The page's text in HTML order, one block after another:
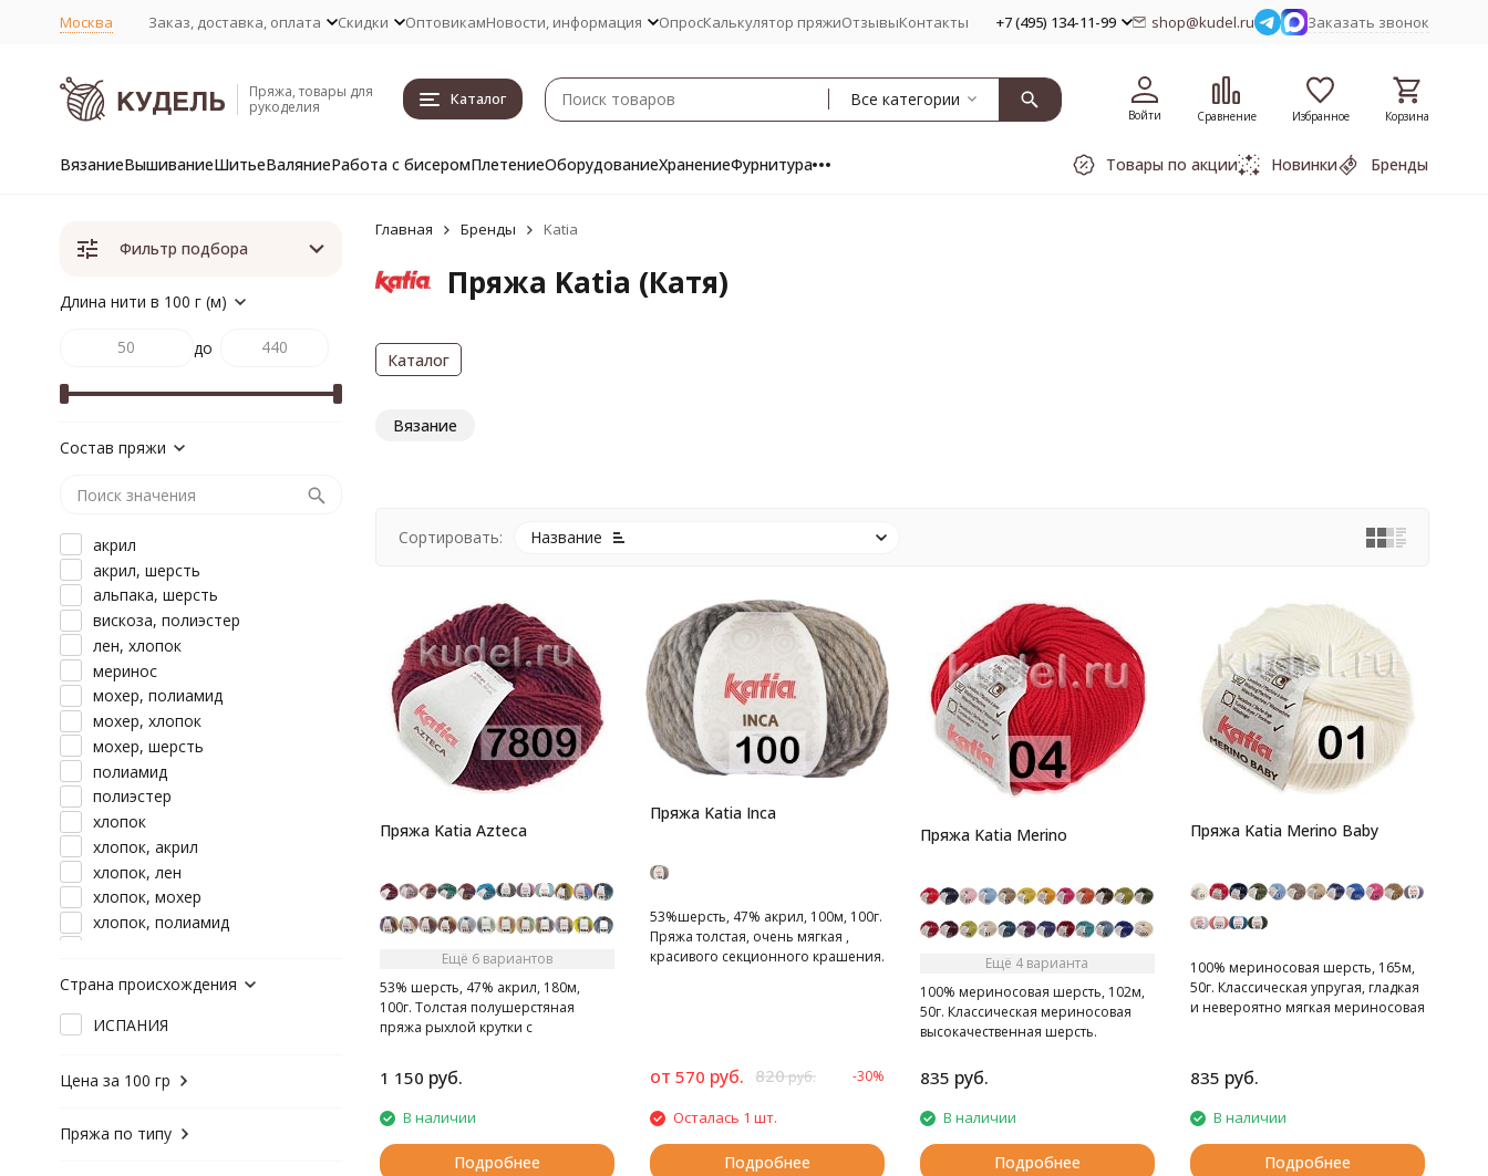
Москва Заказ, доставка, оплата Скидки ОптовикамНовости, информация ОпросКалькулятор пряжиОтзывыКонтакты +7 (495) 134-11-99 shop@kudel.ru Заказать звонок
Пряжа, товары для
рукоделия
Каталог Все категории
Войти Сравнение Избранное Корзина
ВязаниеВышиваниеШитьеВаляниеРабота с бисеромПлетениеОборудованиеХранениеФурнитура Товары по акции Новинки Бренды
Главная Бренды Katia
Пряжа Katia (Катя)
Каталог
Вязание
Сортировать: Название
Пряжа Katia Azteca
Ещё 6 вариантов
53% шерсть, 47% акрил, 180м,
100г. Толстая полушерстяная
пряжа рыхлой крутки с
переходами.
1 150 руб.
В наличии
Подробнее
Пряжа Katia Inca
53%шерсть, 47% акрил, 100м, 100г.
Пряжа толстая, очень мягкая ,
красивого секционного крашения.
от 570 руб. 820руб. -30%
Осталась 1 шт.
Подробнее
Пряжа Katia Merino
Ещё 4 варианта
100% мериносовая шерсть, 102м,
50г. Классическая мериносовая
высокачественная шерсть.
835 руб.
В наличии
Подробнее
Пряжа Katia Merino Baby
100% мериносовая шерсть, 165м,
50г. Классическая упругая, гладкая
и невероятно мягкая мериносовая
835 руб.
В наличии
Подробнее
Фильтр подбора
Длина нити в 100 г (м)
до
Состав пряжи
акрил
акрил, шерсть
альпака, шерсть
вискоза, полиэстер
лен, хлопок
меринос
мохер, полиамид
мохер, хлопок
мохер, шерсть
полиамид
полиэстер
хлопок
хлопок, акрил
хлопок, лен
хлопок, мохер
хлопок, полиамид
шерсть, акрил
шерсть, акрил, вискоза
шерсть, полиамид
Страна происхождения
ИСПАНИЯ
Цена за 100 гр
Пряжа по типу